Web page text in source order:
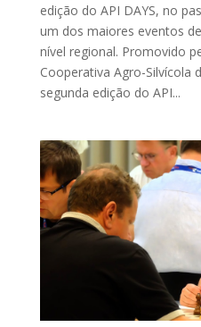
edição do API DAYS, no
um dos maiores eventos
nível regional. Promovido
Cooperativa Agro-Silvícola
segunda edição do API...